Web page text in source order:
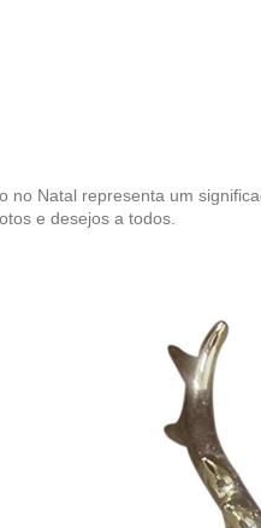
no Natal representa um
e desejos a todos.